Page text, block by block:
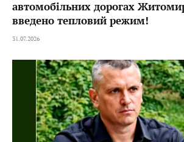
автомобільних дорогах
введено тепловий режим!
31.07.2026